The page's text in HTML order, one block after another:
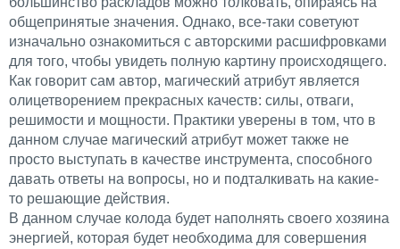
общепринятые значения. Однако, все-таки советуют
изначально ознакомиться с авторскими расшифровками
для того, чтобы увидеть полную картину происходящего.
Как говорит сам автор, магический атрибут является
олицетворением прекрасных качеств: силы, отваги,
решимости и мощности. Практики уверены в том, что в
данном случае магический атрибут может также не
просто выступать в качестве инструмента, способного
давать ответы на вопросы, но и подталкивать на какие-
то решающие действия.
В данном случае колода будет наполнять своего хозяина
энергией, которая будет необходима для совершения